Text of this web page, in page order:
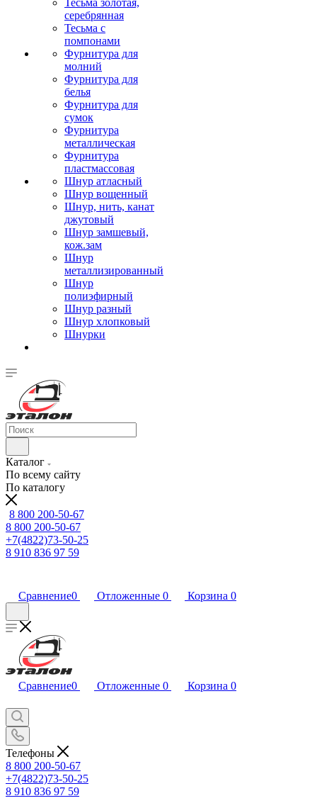
Тесьма золотая,
серебрянная
Тесьма с
помпонами
Фурнитура для
молний
Фурнитура для
белья
Фурнитура для
сумок
Фурнитура
металлическая
Фурнитура
пластмассовая
Шнур атласный
Шнур вощенный
Шнур, нить, канат
джутовый
Шнур замшевый,
кож.зам
Шнур
металлизированный
Шнур
полиэфирный
Шнур разный
Шнур хлопковый
Шнурки
Каталог
По всему сайту
По каталогу
8 800 200-50-67
8 800 200-50-67
+7(4822)73-50-25
8 910 836 97 59
Сравнение0 Отложенные 0 Корзина 0
Сравнение0 Отложенные 0 Корзина 0
Телефоны
8 800 200-50-67
+7(4822)73-50-25
8 910 836 97 59